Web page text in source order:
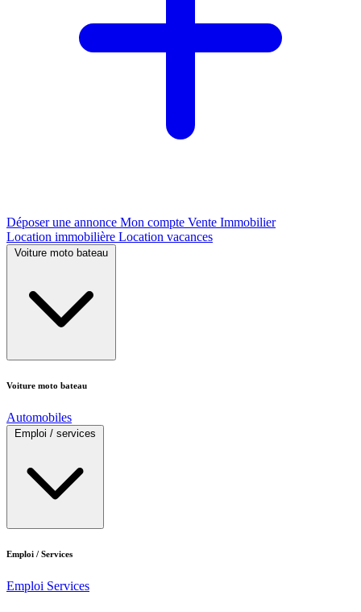
Déposer une annonce Mon compte Vente Immobilier
Location immobilière Location vacances
Voiture moto bateau
Voiture moto bateau
Automobiles
Emploi / services
Emploi / Services
Emploi Services